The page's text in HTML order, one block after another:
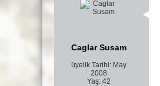
Caglar Susam
üyelik Tarihi: May
2008
Yaş: 42